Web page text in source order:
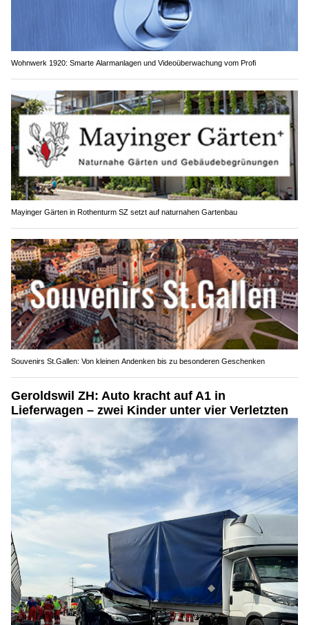
Wohnwerk 1920: Smarte Alarmanlagen und Videoüberwachung vom Profi
Mayinger Gärten in Rothenturm SZ setzt auf naturnahen Gartenbau
Souvenirs St.Gallen: Von kleinen Andenken bis zu besonderen Geschenken
Geroldswil ZH: Auto kracht auf A1 in
Lieferwagen – zwei Kinder unter vier Verletzten